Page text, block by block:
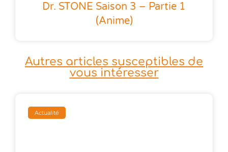
Dr. STONE Saison 3 – Partie 1
(anime)
Autres articles susceptibles de
vous intéresser
Actualité